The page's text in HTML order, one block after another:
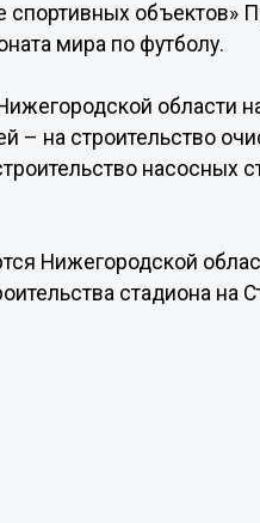
объектов»
мира по футболу.
области
– на строительство
насосных
Нижегородской
стадиона на